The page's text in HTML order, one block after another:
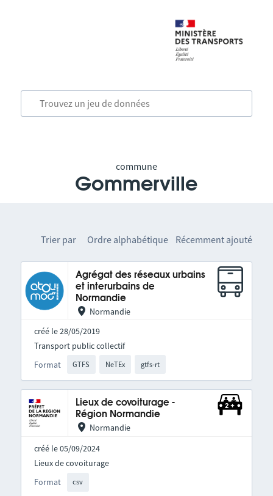
commune
Gommerville
Trier par Ordre alphabétique Récemment ajouté
Agrégat des réseaux urbains
et interurbains de
Normandie
Normandie
créé le 28/05/2019
Format GTFS NeTEx gtfs-rt
Transport public collectif
Lieux de covoiturage -
Région Normandie
Normandie
créé le 05/09/2024
Format csv
Lieux de covoiturage